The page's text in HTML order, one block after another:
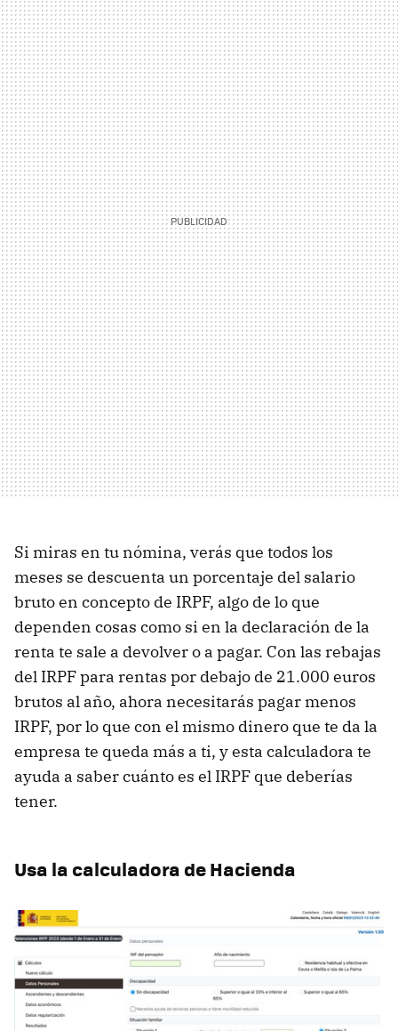
Si miras en tu nómina, verás que todos los
meses se descuenta un porcentaje del salario
bruto en concepto de IRPF, algo de lo que
dependen cosas como si en la declaración de la
renta te sale a devolver o a pagar. Con las rebajas
del IRPF para rentas por debajo de 21.000 euros
brutos al año, ahora necesitarás pagar menos
IRPF, por lo que con el mismo dinero que te da la
empresa te queda más a ti, y esta calculadora te
ayuda a saber cuánto es el IRPF que deberías
tener.
Usa la calculadora de Hacienda